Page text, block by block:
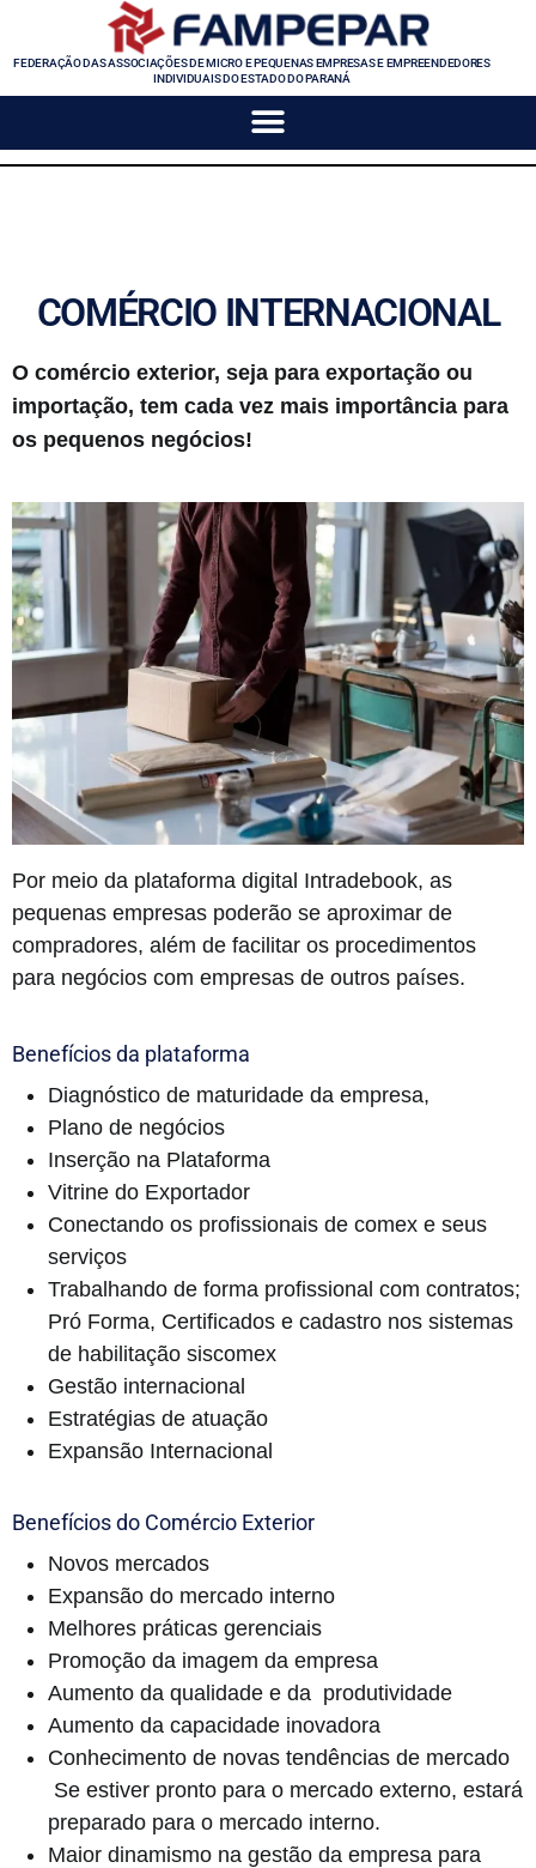
FEDERAÇÃO DAS ASSOCIAÇÕES DE MICRO E PEQUENAS EMPRESAS E EMPREENDEDORES
INDIVIDUAIS DO ESTADO DO PARANÁ
COMÉRCIO INTERNACIONAL
O comércio exterior, seja para exportação ou
importação, tem cada vez mais importância para
os pequenos negócios!
Por meio da plataforma digital Intradebook, as
pequenas empresas poderão se aproximar de
compradores, além de facilitar os procedimentos
para negócios com empresas de outros países.
Benefícios da plataforma
Diagnóstico de maturidade da empresa,
Plano de negócios
Inserção na Plataforma
Vitrine do Exportador
Conectando os profissionais de comex e seus
serviços
Trabalhando de forma profissional com contratos;
Pró Forma, Certificados e cadastro nos sistemas
de habilitação siscomex
Gestão internacional
Estratégias de atuação
Expansão Internacional
Benefícios do Comércio Exterior
Novos mercados
Expansão do mercado interno
Melhores práticas gerenciais
Promoção da imagem da empresa
Aumento da qualidade e da produtividade
Aumento da capacidade inovadora
Conhecimento de novas tendências de mercado
Se estiver pronto para o mercado externo, estará
preparado para o mercado interno.
Maior dinamismo na gestão da empresa para